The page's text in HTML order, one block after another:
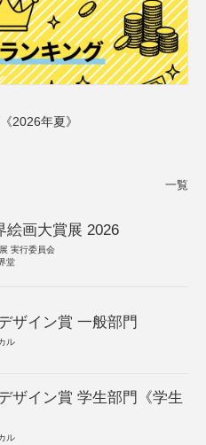
2026年夏》
一覧
絵画大賞展 2026
実行委員会
堂
ザイン賞 一般部門
ル
ザイン賞 学生部門《学生
ル